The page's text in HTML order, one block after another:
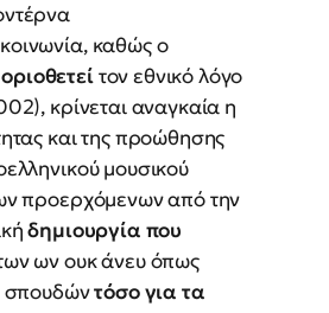
καθώς ο
τον εθνικό λόγο
κρίνεται αναγκαία η
και της προώθησης
μουσικού
προερχόμενων από την
δημιουργία που
ων ουκ άνευ όπως
σπουδώντόσο για τα